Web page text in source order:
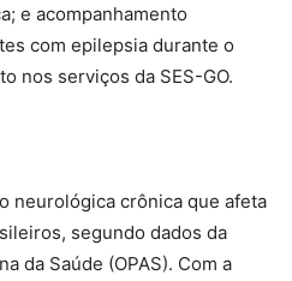
e acompanhamento
com epilepsia durante o
nos serviços da SES-GO.
neurológica crônica que afeta
segundo dados da
da Saúde (OPAS). Com a